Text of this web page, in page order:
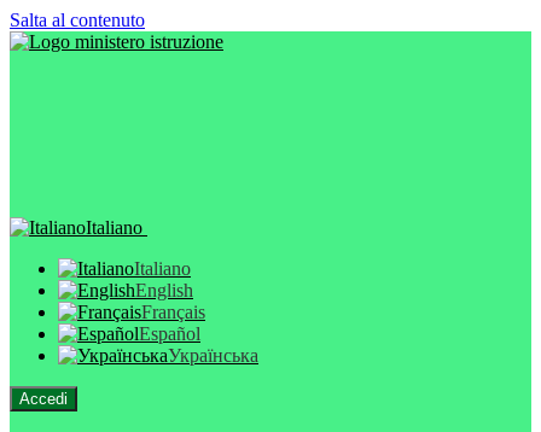
Salta al contenuto
Italiano
Italiano
English
Français
Español
Українська
Accedi